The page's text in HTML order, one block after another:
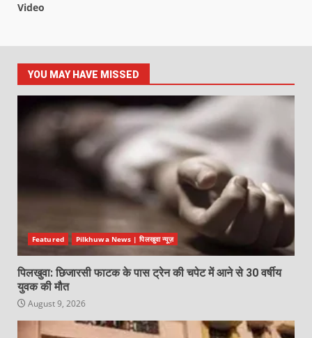
Video
YOU MAY HAVE MISSED
Featured Pilkhuwa News | पिलखुवा न्यूज़
पिलखुवा: छिजारसी फाटक के पास ट्रेन की चपेट में आने से 30 वर्षीय
युवक की मौत
August 9, 2026